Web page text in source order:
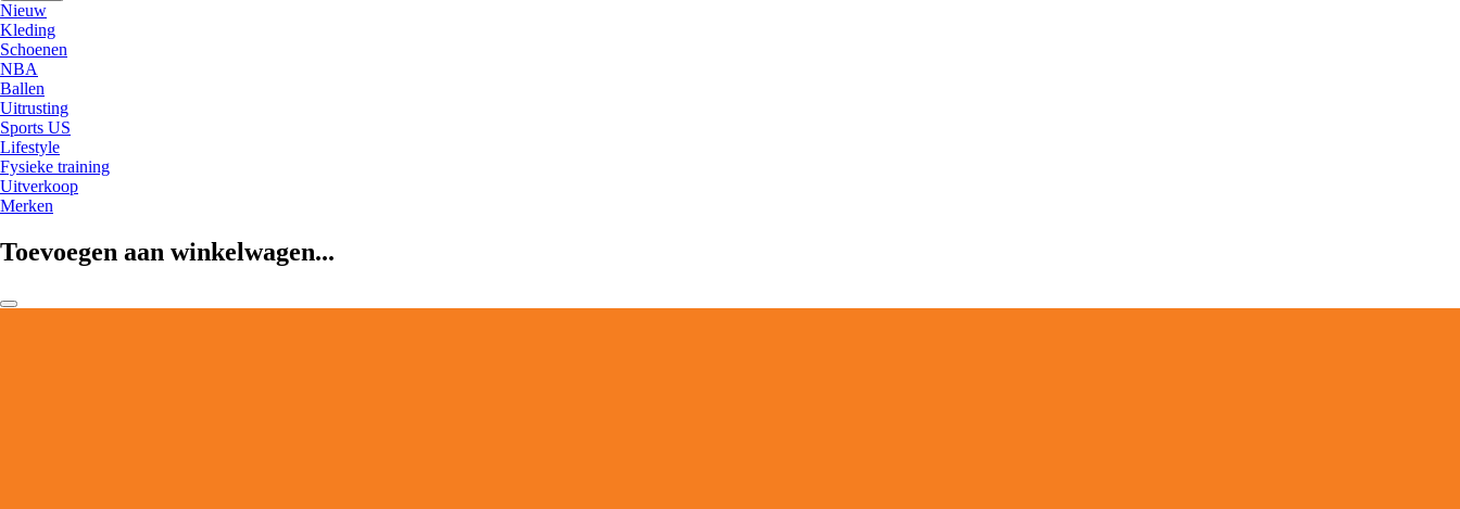
Nieuw
Kleding
Schoenen
NBA
Ballen
Uitrusting
Sports US
Lifestyle
Fysieke training
Uitverkoop
Merken
Toevoegen aan winkelwagen...